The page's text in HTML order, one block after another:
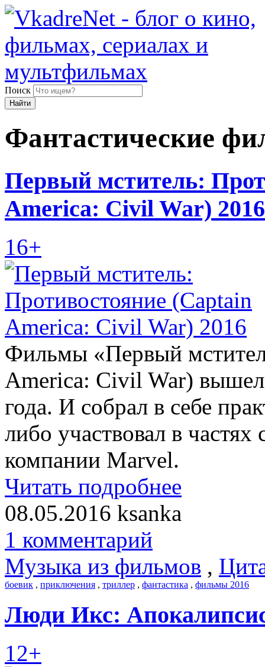
Поиск
Найти
Фантастические
Первый мститель:
America: Civil War) 2016
16+
Фильмы «Первый
America: Civil War)
года. И собрал в себе
либо участвовал в
компании Marvel.
Читать подробнее
08.05.2016 ksanka
1 комментарий
Музыка из фильмов ,
боевик , приключения , триллер , фантастика , фильмы 2016
Люди Икс:
12+